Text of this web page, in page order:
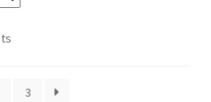
3